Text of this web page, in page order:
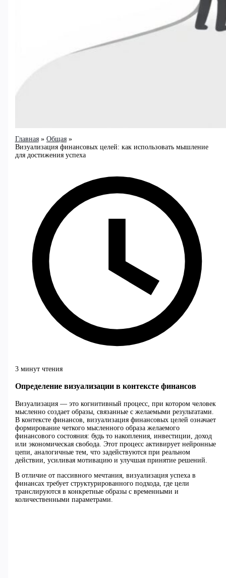
Главная
Общая
Визуализация финансовых целей: как использовать мышление
для достижения успеха
3 минут чтения
Определение визуализации в контексте финансов
Визуализация — это когнитивный процесс, при котором человек
мысленно создает образы, связанные с желаемыми результатами.
В контексте финансов, визуализация финансовых целей означает
формирование четкого мысленного образа желаемого
финансового состояния: будь то накопления, инвестиции, доход
или экономическая свобода. Этот процесс активирует нейронные
цепи, аналогичные тем, что задействуются при реальном
действии, усиливая мотивацию и улучшая принятие решений.
В отличие от пассивного мечтания, визуализация успеха в
финансах требует структурированного подхода, где цели
транслируются в конкретные образы с временными и
количественными параметрами.